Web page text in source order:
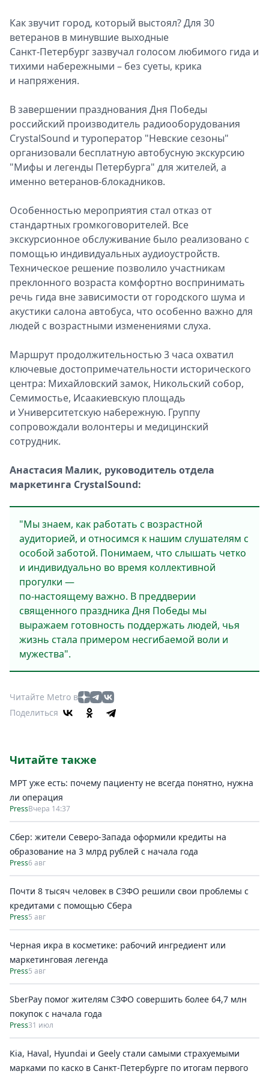
Звезды
Выборы
2026
Скачай
Metro
Как звучит город, который выстоял? Для 30
ветеранов в минувшие выходные
Санкт-Петербург зазвучал голосом любимого гида и
тихими набережными – без суеты, крика
и напряжения.
В завершении празднования Дня Победы
российский производитель радиооборудования
CrystalSound и туроператор "Невские сезоны"
организовали бесплатную автобусную экскурсию
"Мифы и легенды Петербурга" для жителей, а
именно ветеранов-блокадников.
Особенностью мероприятия стал отказ от
стандартных громкоговорителей. Все
экскурсионное обслуживание было реализовано с
помощью индивидуальных аудиоустройств.
Техническое решение позволило участникам
преклонного возраста комфортно воспринимать
речь гида вне зависимости от городского шума и
акустики салона автобуса, что особенно важно для
людей с возрастными изменениями слуха.
Маршрут продолжительностью 3 часа охватил
ключевые достопримечательности исторического
центра: Михайловский замок, Никольский собор,
Семимостье, Исаакиевскую площадь
и Университетскую набережную. Группу
сопровождали волонтеры и медицинский
сотрудник.
Анастасия Малик, руководитель отдела
маркетинга CrystalSound:
"Мы знаем, как работать с возрастной
аудиторией, и относимся к нашим слушателям с
особой заботой. Понимаем, что слышать четко
и индивидуально во время коллективной
прогулки —
по-настоящему важно. В преддверии
священного праздника Дня Победы мы
выражаем готовность поддержать людей, чья
жизнь стала примером несгибаемой воли и
мужества".
Читайте Metro в
Поделиться
Читайте также
МРТ уже есть: почему пациенту не всегда понятно, нужна
ли операция
PressВчера 14:37
Сбер: жители Северо-Запада оформили кредиты на
образование на 3 млрд рублей с начала года
Press6 авг
Почти 8 тысяч человек в СЗФО решили свои проблемы с
кредитами с помощью Сбера
Press5 авг
Черная икра в косметике: рабочий ингредиент или
маркетинговая легенда
Press5 авг
SberPay помог жителям СЗФО совершить более 64,7 млн
покупок c начала года
Press31 июл
Kia, Haval, Hyundai и Geely стали самыми страхуемыми
марками по каско в Санкт-Петербурге по итогам первого